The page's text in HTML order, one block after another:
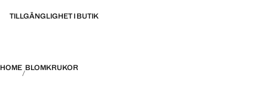
TILLGÄNGLIGHET I BUTIK
HOME BLOMKRUKOR